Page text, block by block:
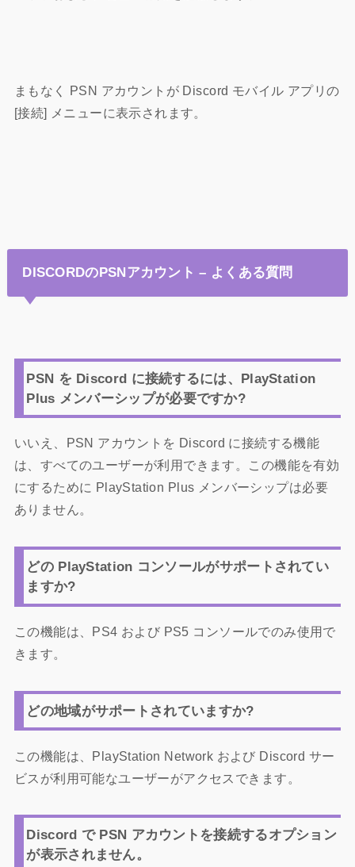
まもなく PSN アカウントが Discord モバイル アプリの
[接続] メニューに表示されます。
DISCORDのPSNアカウント – よくある質問
PSN を Discord に接続するには、PlayStation
Plus メンバーシップが必要ですか?
いいえ、PSN アカウントを Discord に接続する機能
は、すべてのユーザーが利用できます。この機能を有効
にするために PlayStation Plus メンバーシップは必要
ありません。
どの PlayStation コンソールがサポートされてい
ますか?
この機能は、PS4 および PS5 コンソールでのみ使用で
きます。
どの地域がサポートされていますか?
この機能は、PlayStation Network および Discord サー
ビスが利用可能なユーザーがアクセスできます。
Discord で PSN アカウントを接続するオプション
が表示されません。